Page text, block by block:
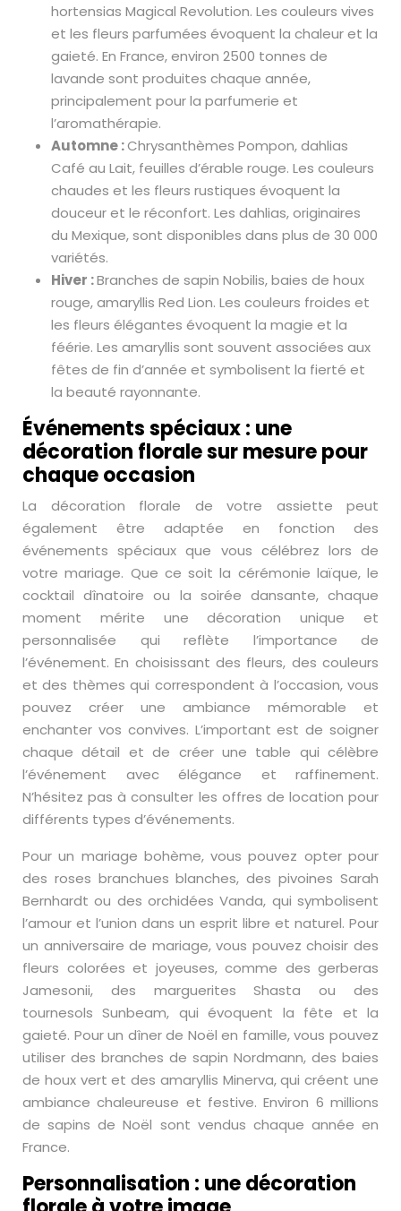
hortensias Magical Revolution. Les couleurs vives
et les fleurs parfumées évoquent la chaleur et la
gaieté. En France, environ 2500 tonnes de
lavande sont produites chaque année,
principalement pour la parfumerie et
l’aromathérapie.
Automne :Chrysanthèmes Pompon, dahlias
Café au Lait, feuilles d’érable rouge. Les couleurs
chaudes et les fleurs rustiques évoquent la
douceur et le réconfort. Les dahlias, originaires
du Mexique, sont disponibles dans plus de 30 000
variétés.
Hiver :Branches de sapin Nobilis, baies de houx
rouge, amaryllis Red Lion. Les couleurs froides et
les fleurs élégantes évoquent la magie et la
féérie. Les amaryllis sont souvent associées aux
fêtes de fin d’année et symbolisent la fierté et
la beauté rayonnante.
Événements spéciaux : une
décoration florale sur mesure pour
chaque occasion
La décoration florale de votre assiette peut
également être adaptée en fonction des
événements spéciaux que vous célébrez lors de
votre mariage. Que ce soit la cérémonie laïque, le
cocktail dînatoire ou la soirée dansante, chaque
moment mérite une décoration unique et
personnalisée qui reflète l’importance de
l’événement. En choisissant des fleurs, des couleurs
et des thèmes qui correspondent à l’occasion, vous
pouvez créer une ambiance mémorable et
enchanter vos convives. L’important est de soigner
chaque détail et de créer une table qui célèbre
l’événement avec élégance et raffinement.
N’hésitez pas à consulter les offres de location pour
différents types d’événements.
Pour un mariage bohème, vous pouvez opter pour
des roses branchues blanches, des pivoines Sarah
Bernhardt ou des orchidées Vanda, qui symbolisent
l’amour et l’union dans un esprit libre et naturel. Pour
un anniversaire de mariage, vous pouvez choisir des
fleurs colorées et joyeuses, comme des gerberas
Jamesonii, des marguerites Shasta ou des
tournesols Sunbeam, qui évoquent la fête et la
gaieté. Pour un dîner de Noël en famille, vous pouvez
utiliser des branches de sapin Nordmann, des baies
de houx vert et des amaryllis Minerva, qui créent une
ambiance chaleureuse et festive. Environ 6 millions
de sapins de Noël sont vendus chaque année en
France.
Personnalisation : une décoration